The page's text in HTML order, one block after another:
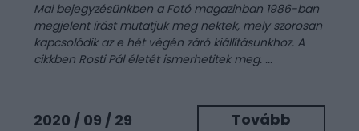
Mai bejegyzésünkben a Fotó magazinban 1986-ban
megjelent írást mutatjuk meg nektek, mely szorosan
kapcsolódik az e hét végén záró kiállításunkhoz. A
cikkben Rosti Páléletét ismerhetitek meg. ...
2020 / 09 / 29 Tovább